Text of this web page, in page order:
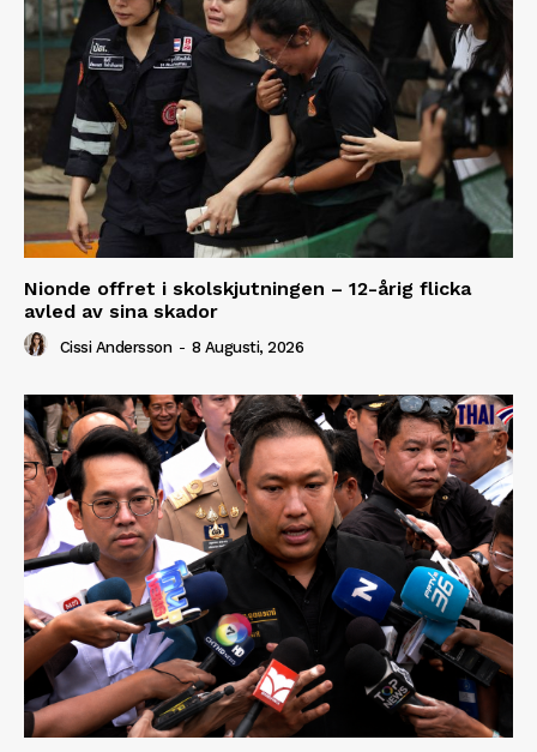
Nionde offret i skolskjutningen – 12-årig flicka
avled av sina skador
Cissi Andersson - 8 Augusti, 2026